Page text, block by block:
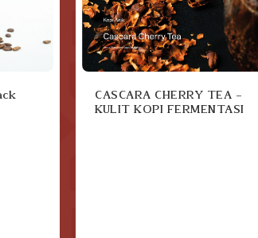
CASCARA CHERRY TEA -
KULIT KOPI FERMENTASI